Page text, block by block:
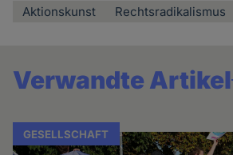
Aktionskunst Rechtsradikalismus
Verwandte Artikel
GESELLSCHAFT